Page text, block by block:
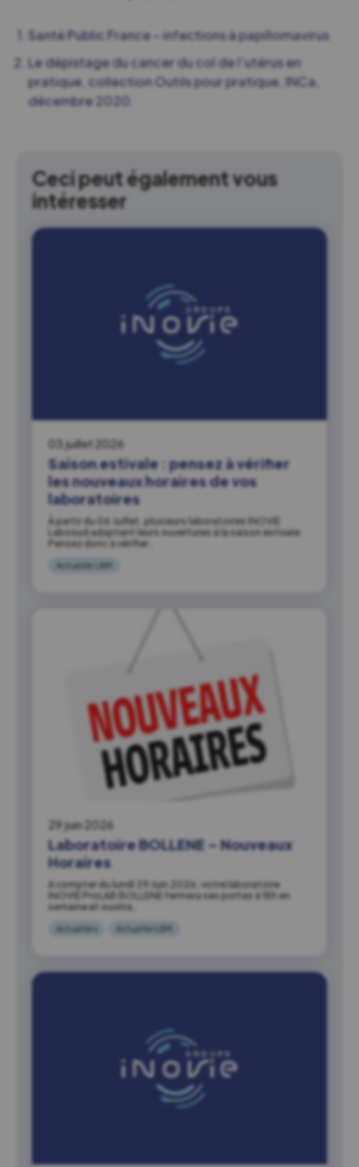
Santé Public France – infections à papillomavirus
Le dépistage du cancer du col de l’utérus en
pratique, collection Outils pour pratique, INCa,
décembre 2020.
Ceci peut également vous
intéresser
03 juillet 2026
Saison estivale : pensez à vérifier
les nouveaux horaires de vos
laboratoires
À partir du 06 Juillet, plusieurs laboratoires INOVIE
Labosud adaptent leurs ouvertures à la saison estivale.
Pensez donc à vérifier…
Actualité LBM
29 juin 2026
Laboratoire BOLLENE – Nouveaux
Horaires
A compter du lundi 29 Juin 2026, votre laboratoire
INOVIE ProLAB BOLLENE fermera ses portes à 18h en
semaine et ouvrira…
Actualités Actualité LBM